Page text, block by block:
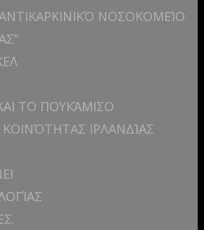
ΝΟΣΟΚΟΜΕΊΟ
ΤΟ ΠΟΥΚΆΜΙΣΟ
ΙΡΛΑΝΔΊΑΣ